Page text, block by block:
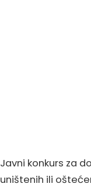
Javni konkurs za
uništenih ili